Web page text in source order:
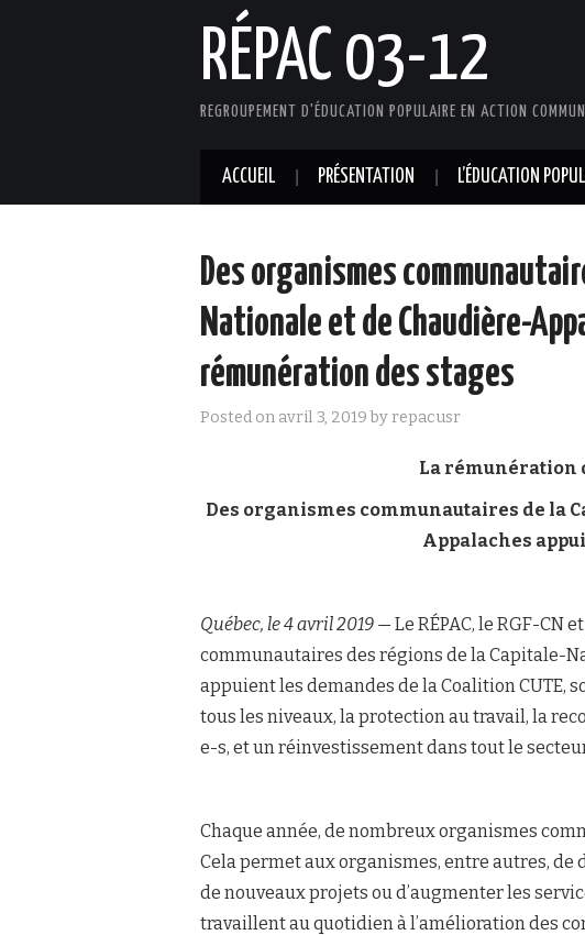
RÉPAC 03-12
REGROUPEMENT D'ÉDUCATION POPULAIRE EN ACTION
ACCUEIL PRÉSENTATION L’ÉDUCATION
Des organismes
Nationale et de Chaudière-
rémunération des stages
Posted on avril 3, 2019 byrepacusr
La rémunération
Des organismes communautaires de la
Appalaches
Québec, le 4 avril 2019 —Le RÉPAC, le RGF-CN
communautaires des régions de la Capitale-
appuient les demandes de la Coalition CUTE,
tous les niveaux, la protection au travail, la
e-s, et un réinvestissement dans tout le
Chaque année, de nombreux organismes
Cela permet aux organismes, entre autres, de
de nouveaux projets ou d’augmenter les
travaillent au quotidien à l’amélioration des